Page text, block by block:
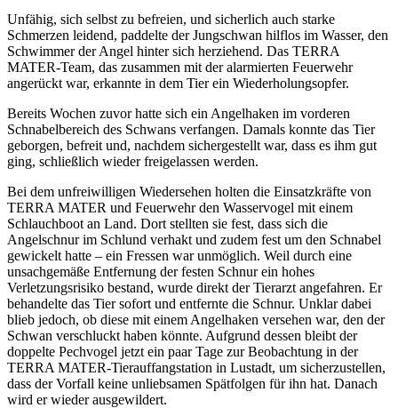
Unfähig, sich selbst zu befreien, und sicherlich auch starke
Schmerzen leidend, paddelte der Jungschwan hilflos im Wasser, den
Schwimmer der Angel hinter sich herziehend. Das TERRA
MATER-Team, das zusammen mit der alarmierten Feuerwehr
angerückt war, erkannte in dem Tier ein Wiederholungsopfer.
Bereits Wochen zuvor hatte sich ein Angelhaken im vorderen
Schnabelbereich des Schwans verfangen. Damals konnte das Tier
geborgen, befreit und, nachdem sichergestellt war, dass es ihm gut
ging, schließlich wieder freigelassen werden.
Bei dem unfreiwilligen Wiedersehen holten die Einsatzkräfte von
TERRA MATER und Feuerwehr den Wasservogel mit einem
Schlauchboot an Land. Dort stellten sie fest, dass sich die
Angelschnur im Schlund verhakt und zudem fest um den Schnabel
gewickelt hatte – ein Fressen war unmöglich. Weil durch eine
unsachgemäße Entfernung der festen Schnur ein hohes
Verletzungsrisiko bestand, wurde direkt der Tierarzt angefahren. Er
behandelte das Tier sofort und entfernte die Schnur. Unklar dabei
blieb jedoch, ob diese mit einem Angelhaken versehen war, den der
Schwan verschluckt haben könnte. Aufgrund dessen bleibt der
doppelte Pechvogel jetzt ein paar Tage zur Beobachtung in der
TERRA MATER-Tierauffangstation in Lustadt, um sicherzustellen,
dass der Vorfall keine unliebsamen Spätfolgen für ihn hat. Danach
wird er wieder ausgewildert.